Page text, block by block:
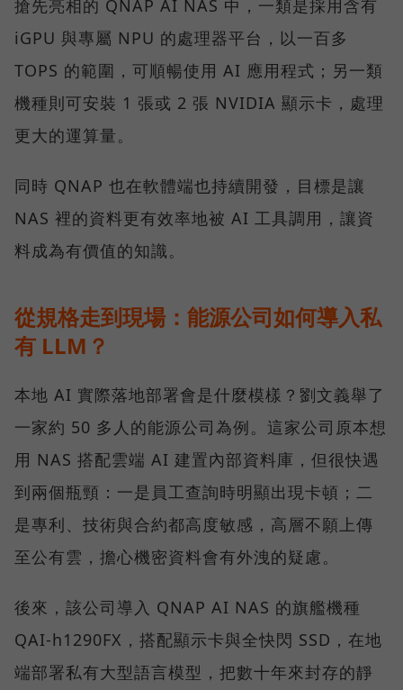
搶先亮相的 QNAP AI NAS 中，一類是採用含有
iGPU 與專屬 NPU 的處理器平台，以一百多
TOPS 的範圍，可順暢使用 AI 應用程式；另一類
機種則可安裝 1 張或 2 張 NVIDIA 顯示卡，處理
更大的運算量。
同時 QNAP 也在軟體端也持續開發，目標是讓
NAS 裡的資料更有效率地被 AI 工具調用，讓資
料成為有價值的知識。
從規格走到現場：能源公司如何導入私
有 LLM？
本地 AI 實際落地部署會是什麼模樣？劉文義舉了
一家約 50 多人的能源公司為例。這家公司原本想
用 NAS 搭配雲端 AI 建置內部資料庫，但很快遇
到兩個瓶頸：一是員工查詢時明顯出現卡頓；二
是專利、技術與合約都高度敏感，高層不願上傳
至公有雲，擔心機密資料會有外洩的疑慮。
後來，該公司導入 QNAP AI NAS 的旗艦機種
QAI-h1290FX，搭配顯示卡與全快閃 SSD，在地
端部署私有大型語言模型，把數十年來封存的靜